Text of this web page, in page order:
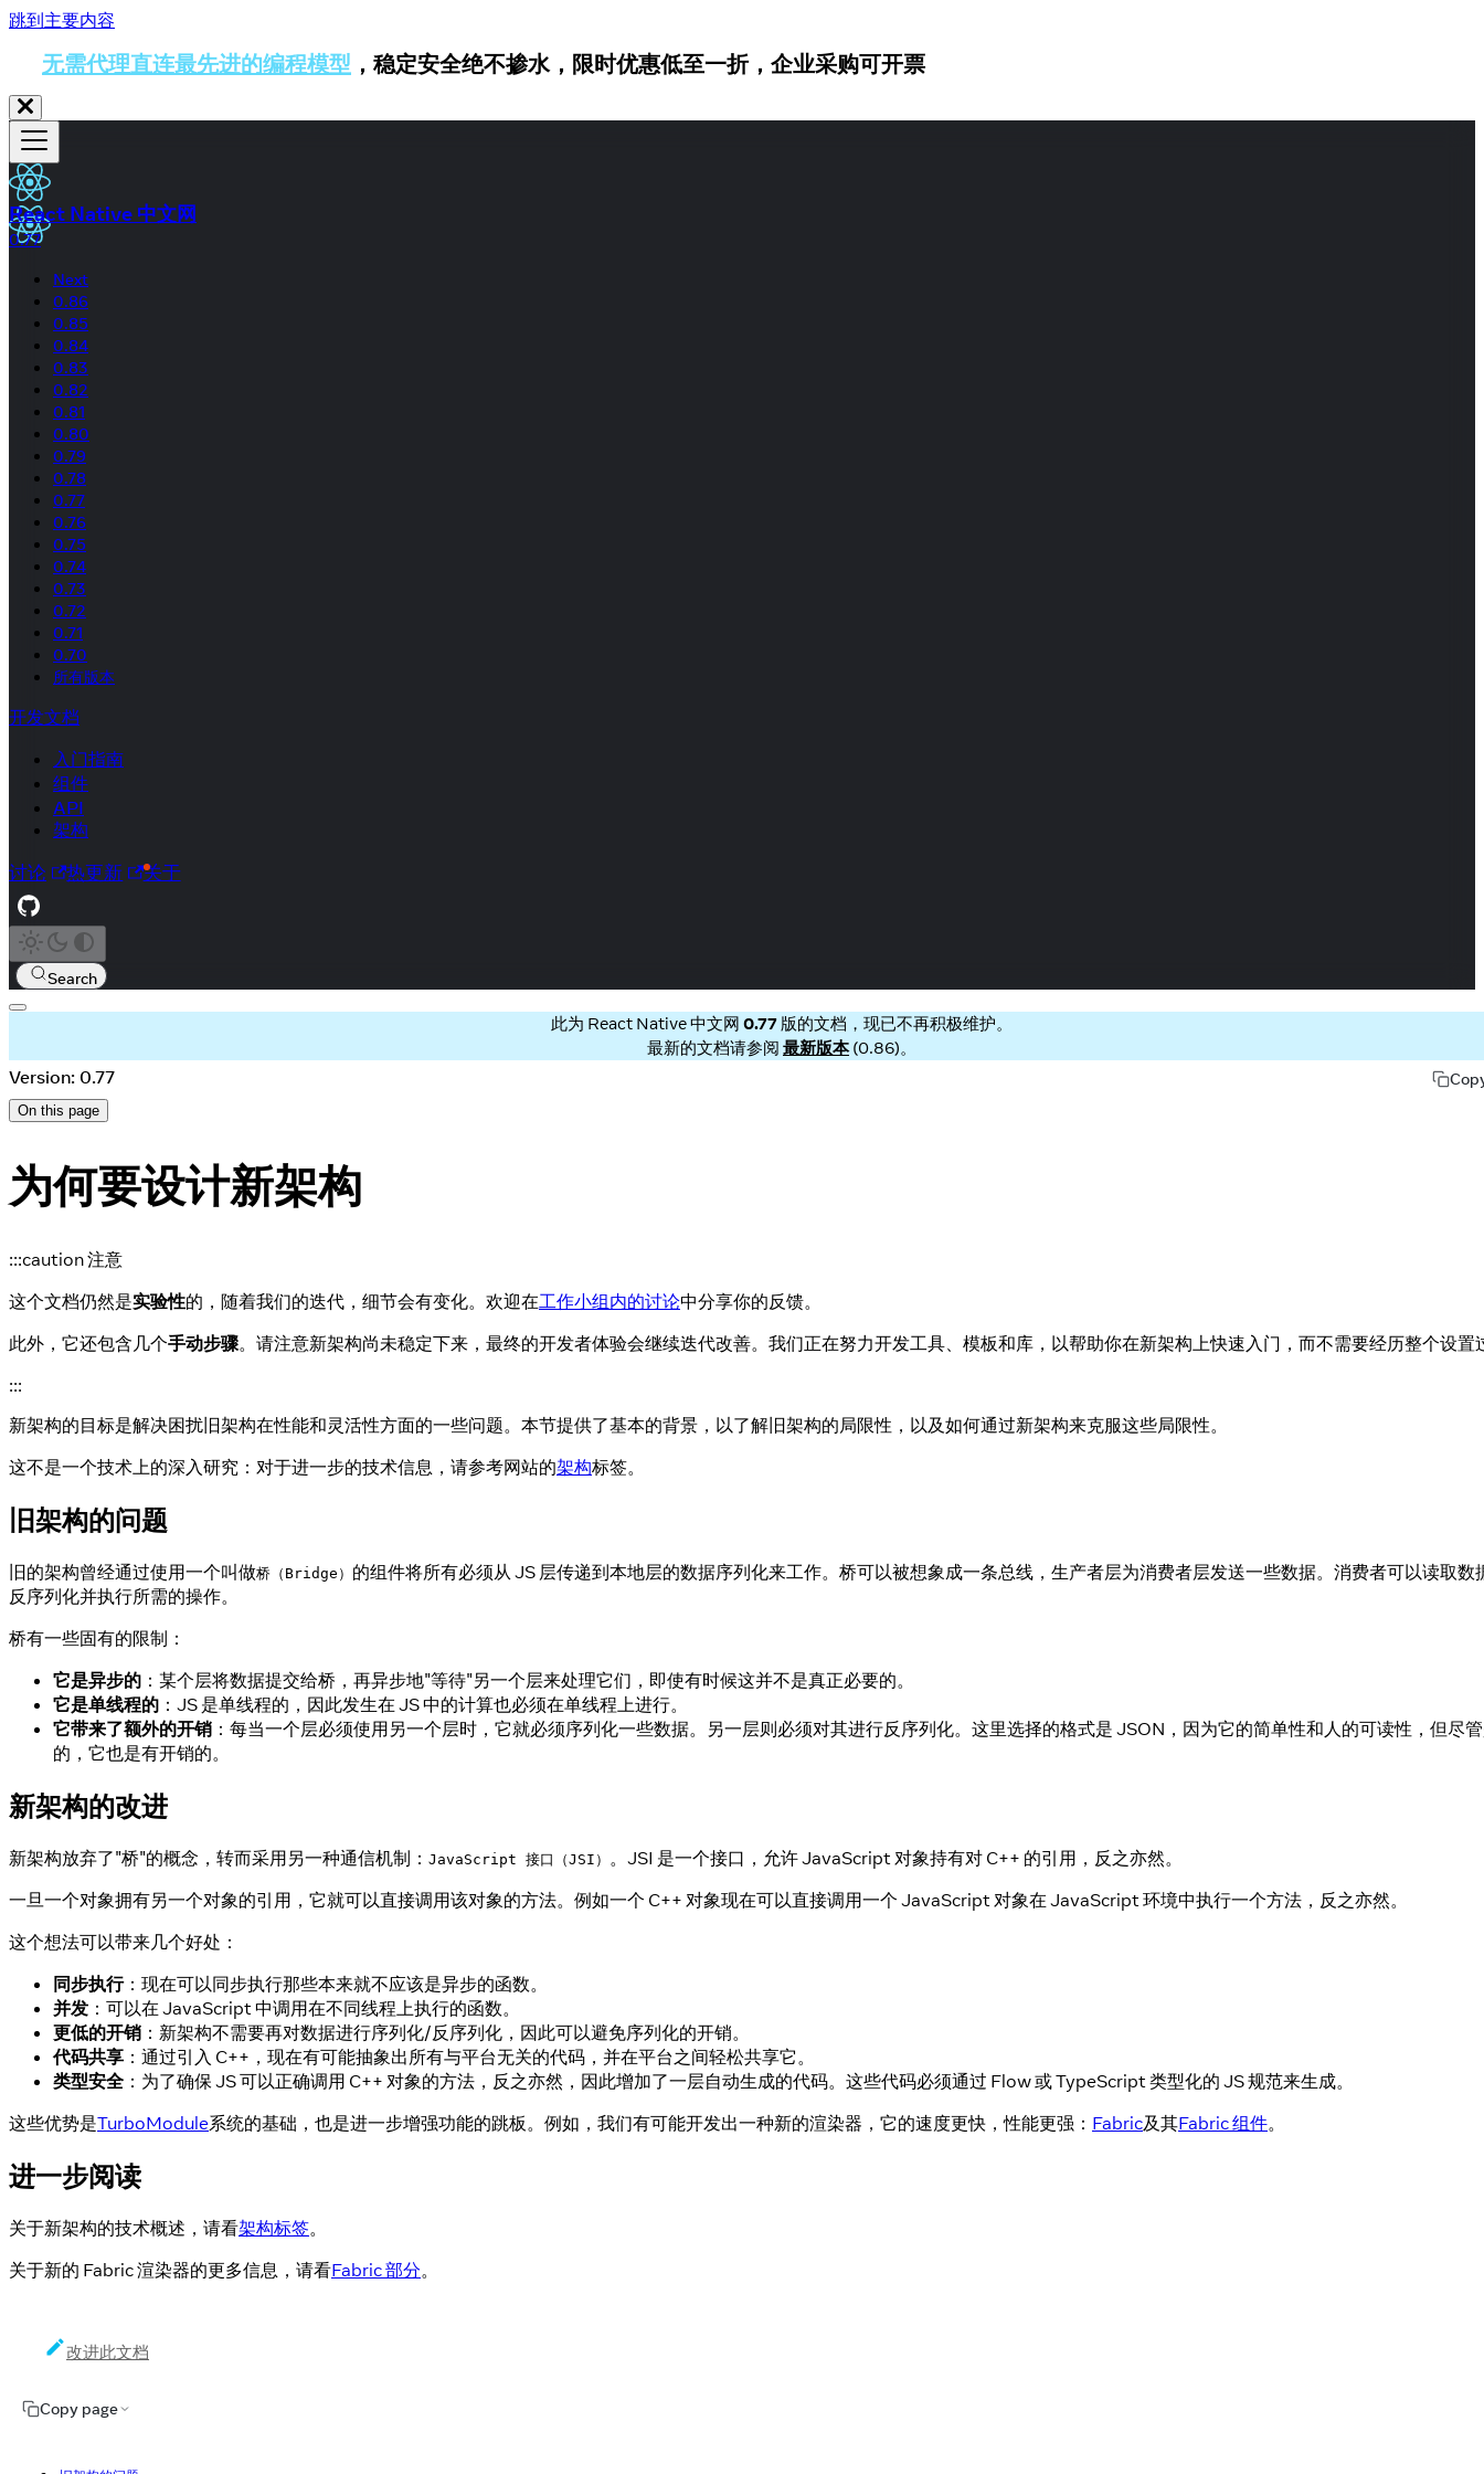
跳到主要内容
无需代理直连最先进的编程模型 ，稳定安全绝不掺水，限时优惠低至一折，企业采购可开票
React Native 中文网
0.77
Next
0.86
0.85
0.84
0.83
0.82
0.81
0.80
0.79
0.78
0.77
0.76
0.75
0.74
0.73
0.72
0.71
0.70
所有版本
开发文档
入门指南
组件
API
架构
讨论 热更新 关于
Search
此为 React Native 中文网 0.77 版的文档，现已不再积极维护。
最新的文档请参阅 最新版本(0.86)。
Version: 0.77
On this page
为何要设计新架构
:::caution 注意
这个文档仍然是实验性的，随着我们的迭代，细节会有变化。欢迎在工作小组内的讨论中分享你的反馈。
此外，它还包含几个手动步骤。请注意新架构尚未稳定下来，最终的开发者体验会继续迭代改善。我们正在努力开发工具、模板和库，以帮助你在新架构上快速入门，而不需要经历整个设置
:::
新架构的目标是解决困扰旧架构在性能和灵活性方面的一些问题。本节提供了基本的背景，以了解旧架构的局限性，以及如何通过新架构来克服这些局限性。
这不是一个技术上的深入研究：对于进一步的技术信息，请参考网站的架构标签。
旧架构的问题
旧的架构曾经通过使用一个叫做桥（Bridge） 的组件将所有必须从 JS 层传递到本地层的数据序列化来工作。桥可以被想象成一条总线，生产者层为消费者层发送一些数据。消费者可以读取数
反序列化并执行所需的操作。
桥有一些固有的限制：
它是异步的 ：某个层将数据提交给桥，再异步地"等待"另一个层来处理它们，即使有时候这并不是真正必要的。
它是单线程的 ：JS 是单线程的，因此发生在 JS 中的计算也必须在单线程上进行。
它带来了额外的开销 ：每当一个层必须使用另一个层时，它就必须序列化一些数据。另一层则必须对其进行反序列化。这里选择的格式是 JSON，因为它的简单性和人的可读性，但尽
的，它也是有开销的。
新架构的改进
新架构放弃了"桥"的概念，转而采用另一种通信机制： JavaScript 接口（JSI） 。JSI 是一个接口，允许 JavaScript 对象持有对 C++ 的引用，反之亦然。
一旦一个对象拥有另一个对象的引用，它就可以直接调用该对象的方法。例如一个 C++ 对象现在可以直接调用一个 JavaScript 对象在 JavaScript 环境中执行一个方法，反之亦然。
这个想法可以带来几个好处：
同步执行：现在可以同步执行那些本来就不应该是异步的函数。
并发 ：可以在 JavaScript 中调用在不同线程上执行的函数。
更低的开销 ：新架构不需要再对数据进行序列化/反序列化，因此可以避免序列化的开销。
代码共享 ：通过引入 C++，现在有可能抽象出所有与平台无关的代码，并在平台之间轻松共享它。
类型安全 ：为了确保 JS 可以正确调用 C++ 对象的方法，反之亦然，因此增加了一层自动生成的代码。这些代码必须通过 Flow 或 TypeScript 类型化的 JS 规范来生成。
这些优势是TurboModule系统的基础，也是进一步增强功能的跳板。例如，我们有可能开发出一种新的渲染器，它的速度更快，性能更强： Fabric及其Fabric 组件。
进一步阅读
关于新架构的技术概述，请看架构标签。
关于新的 Fabric 渲染器的更多信息，请看Fabric 部分。
改进此文档
Copy page